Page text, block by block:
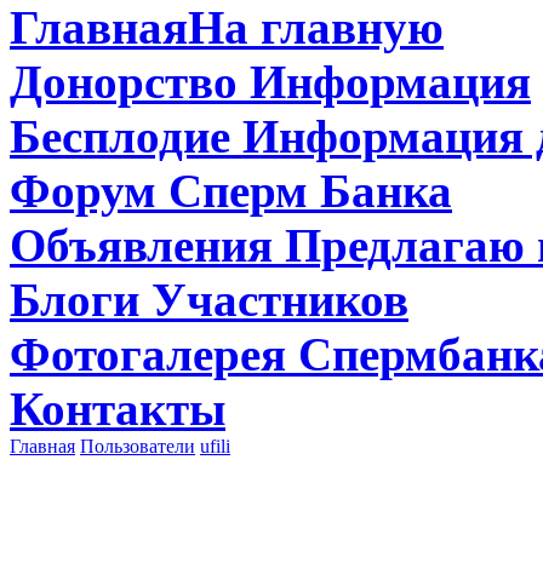
ГлавнаяНа главную
Донорство Информация
Бесплодие
Форум Сперм Банка
Объявления Предлагаю
Блоги Участников
Фотогалерея
Контакты
Главная Пользователи ufili